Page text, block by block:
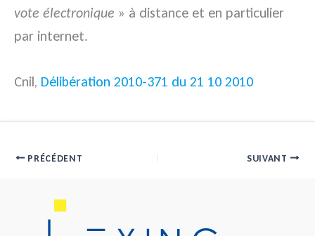
vote électronique » à distance et en particulier
par internet.
Cnil, Délibération 2010-371 du 21 10 2010
PRÉCÉDENT SUIVANT